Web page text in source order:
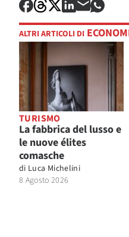
ALTRI ARTICOLI DI
TURISMO
La fabbrica del lusso e
le nuove élites
comasche
di Luca Michelini
8 Agosto 2026